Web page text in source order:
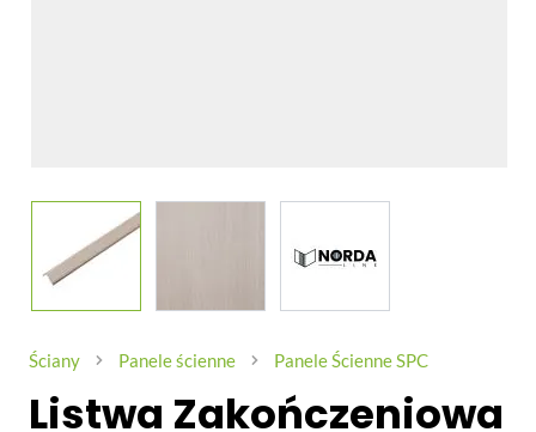
View larger image
Ściany Panele ścienne Panele Ścienne SPC
Listwa Zakończeniowa